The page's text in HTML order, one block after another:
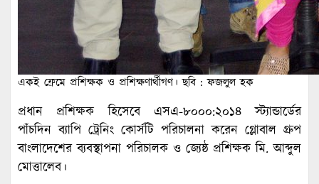
একই ফ্রেমে প্রশিক্ষক ও প্রশিক্ষণার্থীগণ। ছবি : ফজলুল হক
প্রধান প্রশিক্ষক হিসেবে এসএ-৮০০০:২০১৪ স্ট্যান্ডার্ডের
পাঁচদিন ব্যাপি ট্রেনিং কোর্সটি পরিচালনা করেন গ্লোবাল গ্রুপ
বাংলাদেশের ব্যবস্থাপনা পরিচালক ও জ্যেষ্ঠ প্রশিক্ষক মি. আব্দুল
মোত্তালেব।